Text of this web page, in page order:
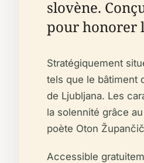
slovène.
pour honorer
Stratégiquement
tels que le bâtiment
de Ljubljana. Les
la solennité grâce
poète Oton
Accessible